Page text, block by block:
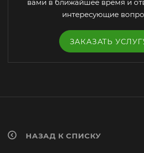
вами в ближайшее время и
интересующие
ЗАКАЗАТЬ
НАЗАД К СПИСКУ